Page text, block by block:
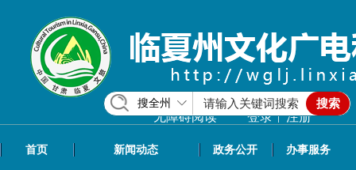
无障碍阅读 登录 | 注册
搜全州 搜索
首页 新闻动态 政务公开 办事服务